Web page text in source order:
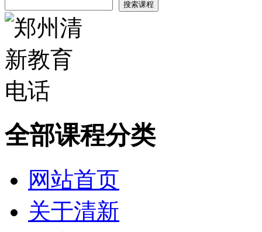
全部课程分类
网站首页
关于清新